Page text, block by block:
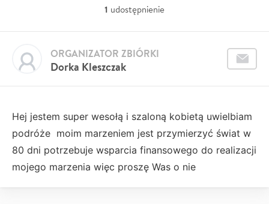
1 udostępnienie
Dorka Kleszczak
ORGANIZATOR ZBIÓRKI
Hej jestem super wesołą i szaloną kobietą uwielbiam
podróże moim marzeniem jest przymierzyć świat w
80 dni potrzebuje wsparcia finansowego do realizacji
mojego marzenia więc proszę Was o nie